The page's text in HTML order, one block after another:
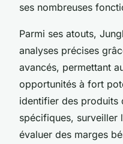
ses nombreuses
Parmi ses atouts,
analyses précises
avancés, permettant
opportunités à fort
identifier des produits
spécifiques, surveiller
évaluer des marges